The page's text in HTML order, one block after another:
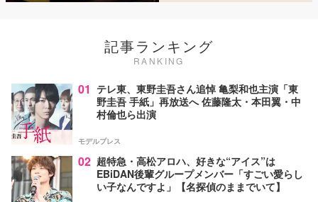
記事ランキング
RANKING
01 テレ東、東野圭吾さん追悼 亀梨和也主演「東
野圭吾 手紙」再放送へ 佐藤隆太・本田翼・中
村倫也ら出演
モデルプレス
02 超特急・高松アロハ、好きな“アイス”は
EBiDAN後輩グループメンバー「すごい愛らし
い子なんですよ」【名探偵のままでいて】